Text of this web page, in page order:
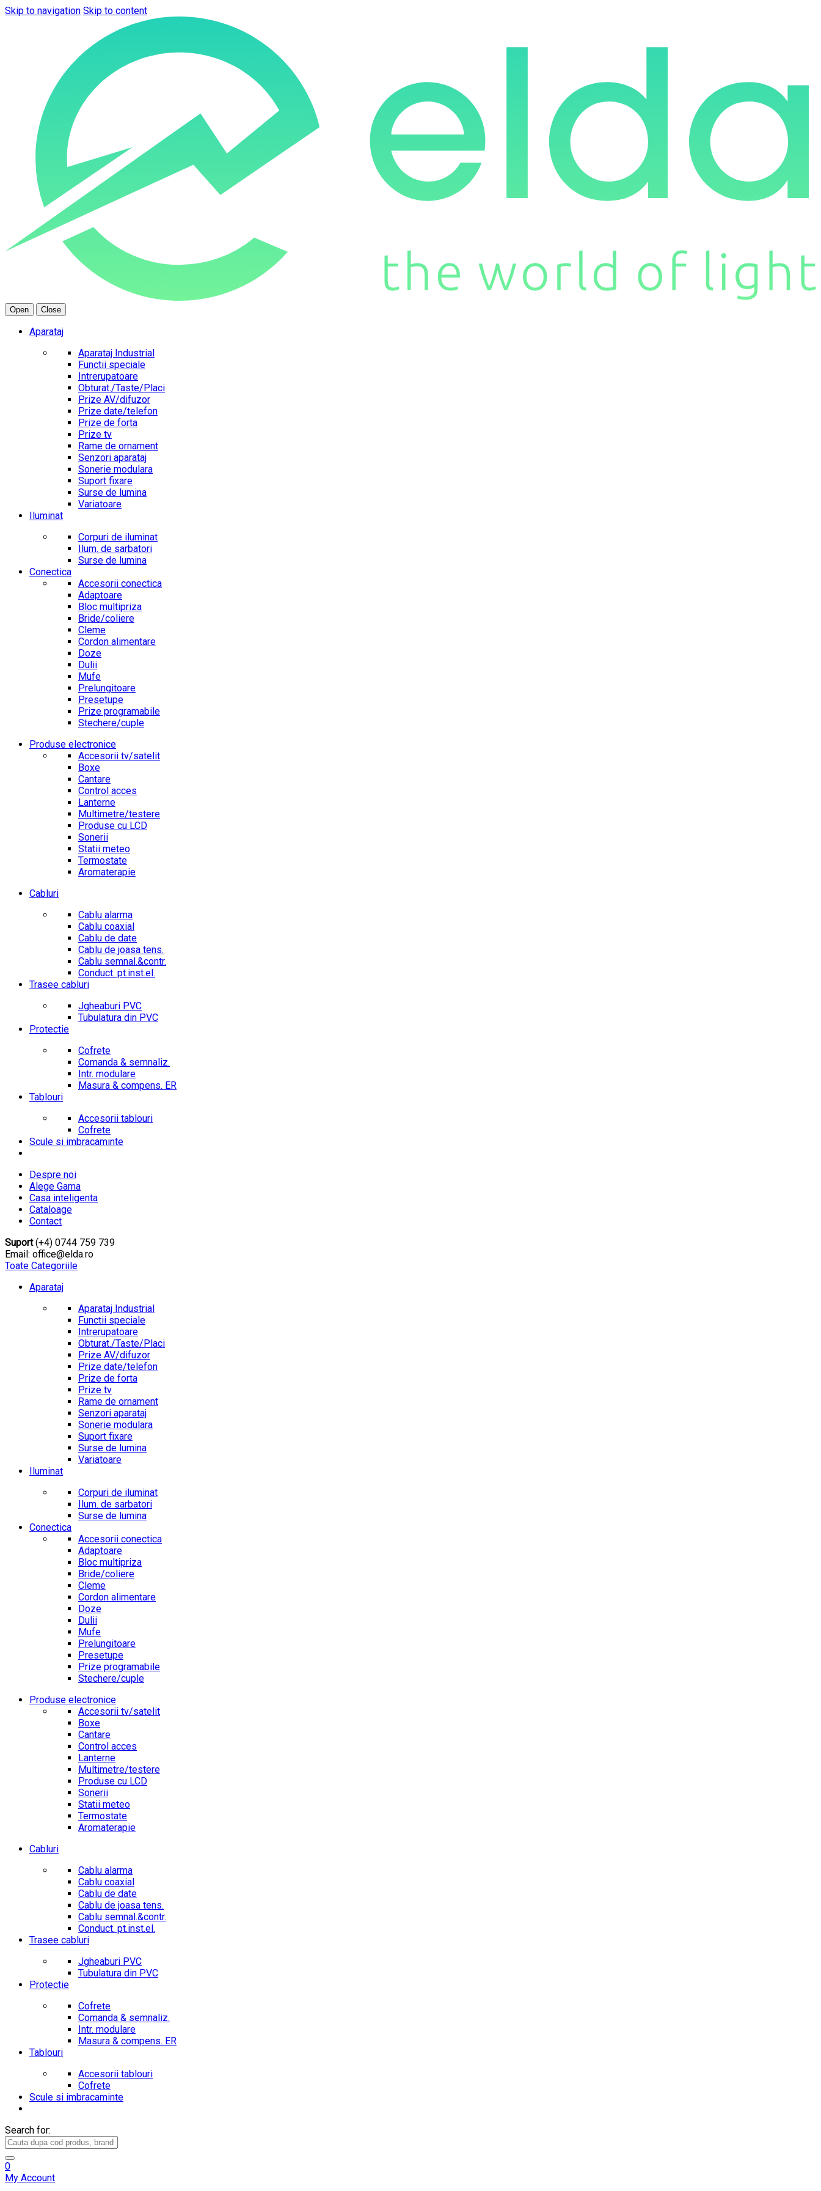
Skip to navigation Skip to content
Open Close
Aparataj
Aparataj Industrial
Functii speciale
Intrerupatoare
Obturat./Taste/Placi
Prize AV/difuzor
Prize date/telefon
Prize de forta
Prize tv
Rame de ornament
Senzori aparataj
Sonerie modulara
Suport fixare
Surse de lumina
Variatoare
Iluminat
Corpuri de iluminat
Ilum. de sarbatori
Surse de lumina
Conectica
Accesorii conectica
Adaptoare
Bloc multipriza
Bride/coliere
Cleme
Cordon alimentare
Doze
Dulii
Mufe
Prelungitoare
Presetupe
Prize programabile
Stechere/cuple
Produse electronice
Accesorii tv/satelit
Boxe
Cantare
Control acces
Lanterne
Multimetre/testere
Produse cu LCD
Sonerii
Statii meteo
Termostate
Aromaterapie
Cabluri
Cablu alarma
Cablu coaxial
Cablu de date
Cablu de joasa tens.
Cablu semnal.&contr.
Conduct. pt.inst.el.
Trasee cabluri
Jgheaburi PVC
Tubulatura din PVC
Protectie
Cofrete
Comanda & semnaliz.
Intr. modulare
Masura & compens. ER
Tablouri
Accesorii tablouri
Cofrete
Scule si imbracaminte
Despre noi
Alege Gama
Casa inteligenta
Cataloage
Contact
Suport(+4) 0744 759 739
Email: office@elda.ro
Toate Categoriile
Aparataj
Aparataj Industrial
Functii speciale
Intrerupatoare
Obturat./Taste/Placi
Prize AV/difuzor
Prize date/telefon
Prize de forta
Prize tv
Rame de ornament
Senzori aparataj
Sonerie modulara
Suport fixare
Surse de lumina
Variatoare
Iluminat
Corpuri de iluminat
Ilum. de sarbatori
Surse de lumina
Conectica
Accesorii conectica
Adaptoare
Bloc multipriza
Bride/coliere
Cleme
Cordon alimentare
Doze
Dulii
Mufe
Prelungitoare
Presetupe
Prize programabile
Stechere/cuple
Produse electronice
Accesorii tv/satelit
Boxe
Cantare
Control acces
Lanterne
Multimetre/testere
Produse cu LCD
Sonerii
Statii meteo
Termostate
Aromaterapie
Cabluri
Cablu alarma
Cablu coaxial
Cablu de date
Cablu de joasa tens.
Cablu semnal.&contr.
Conduct. pt.inst.el.
Trasee cabluri
Jgheaburi PVC
Tubulatura din PVC
Protectie
Cofrete
Comanda & semnaliz.
Intr. modulare
Masura & compens. ER
Tablouri
Accesorii tablouri
Cofrete
Scule si imbracaminte
Search for:
0
My Account